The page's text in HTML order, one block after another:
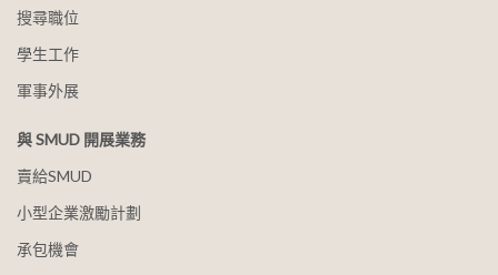
搜尋職位
學生工作
軍事外展
與 SMUD 開展業務
賣給SMUD
小型企業激勵計劃
承包機會